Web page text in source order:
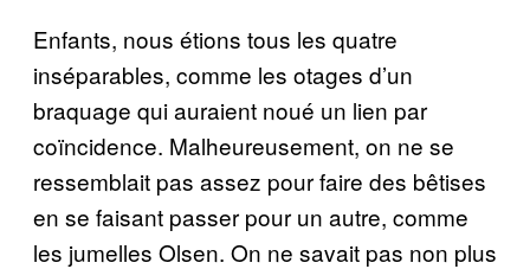
Enfants, nous étions tous les quatre
inséparables, comme les otages d’un
braquage qui auraient noué un lien par
coïncidence. Malheureusement, on ne se
ressemblait pas assez pour faire des bêtises
en se faisant passer pour un autre, comme
les jumelles Olsen. On ne savait pas non plus